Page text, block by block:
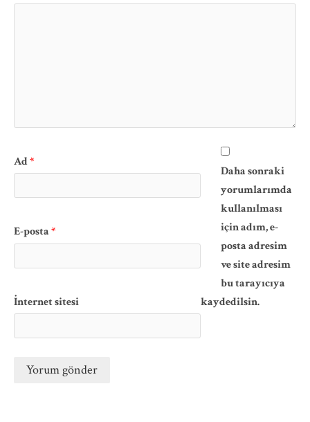
Ad*
E-posta*
İnternet sitesi
Daha sonraki
yorumlarımda
kullanılması
için adım, e-
posta adresim
ve site adresim
bu tarayıcıya
kaydedilsin.